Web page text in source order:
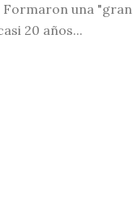
Formaron una "gran
20 años...